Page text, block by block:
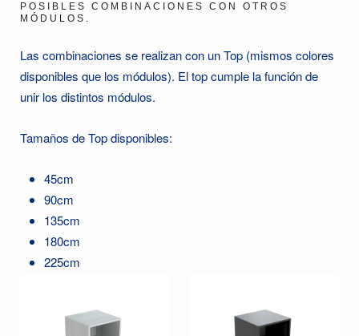
POSIBLES COMBINACIONES CON OTROS
MÓDULOS.
Las combinaciones se realizan con un Top (mismos colores
disponibles que los módulos). El top cumple la función de
unir los distintos módulos.
Tamaños de Top disponibles:
45cm
90cm
135cm
180cm
225cm